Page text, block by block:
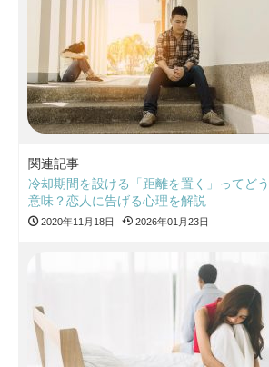
関連記事
冷却期間を設ける「距離を置く」ってど
意味？恋人に告げる心理を解説
2020年11月18日 2026年01月23日